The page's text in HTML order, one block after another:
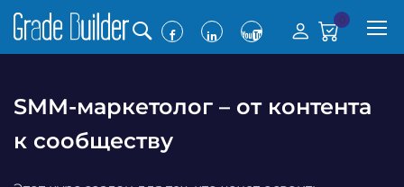
0
SMM-маркетолог – от контента
к сообществу